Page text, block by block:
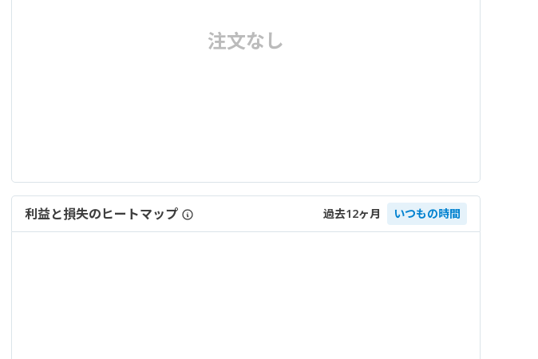
注文なし
利益と損失のヒートマップ 過去12ヶ月 いつもの時間